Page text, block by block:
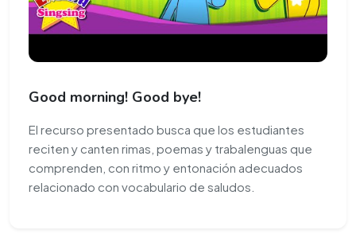
Good morning! Good bye!
El recurso presentado busca que los estudiantes
reciten y canten rimas, poemas y trabalenguas que
comprenden, con ritmo y entonación adecuados
relacionado con vocabulario de saludos.